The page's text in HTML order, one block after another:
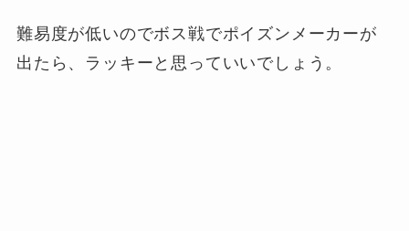
難易度が低いのでボス戦でポイズンメーカーが
出たら、ラッキーと思っていいでしょう。